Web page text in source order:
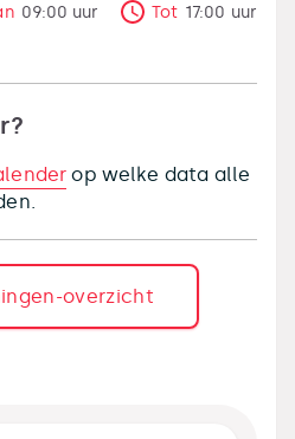
09:00 uur Tot 17:00 uur
op welke data alle
overzicht